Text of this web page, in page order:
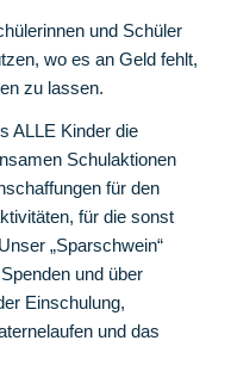
und Schüler
wo es an Geld fehlt,
zu lassen.
ALLE Kinder die
Schulaktionen
für den
für die sonst
„Sparschwein“
und über
Einschulung,
und das